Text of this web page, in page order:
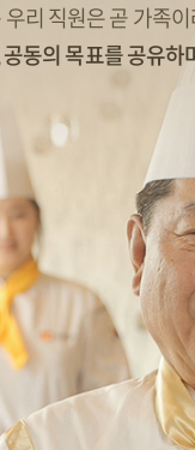
리 직원은 곧 가족
공동의 목표를 공유하